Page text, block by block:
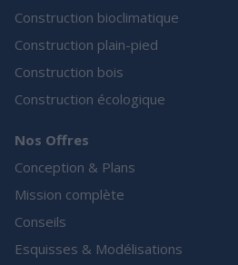
Construction bioclimatique
Construction plain-pied
Construction bois
Construction écologique
Nos Offres
Conception & Plans
Mission complète
Conseils
Esquisses & Modélisations